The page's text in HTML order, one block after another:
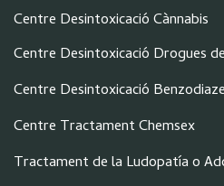
Centre Desintoxicació Cànnabis
Centre Desintoxicació Drogues
Centre Desintoxicació
Centre Tractament Chemsex
Tractament de la Ludopatía o